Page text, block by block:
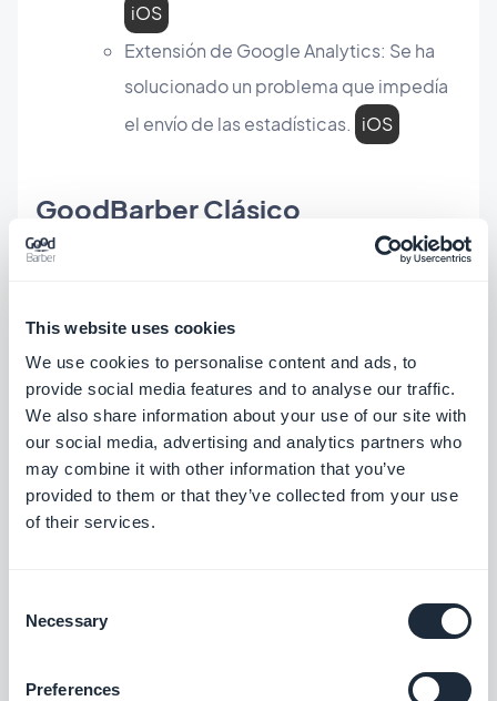
This website uses cookies
We use cookies to personalise content and ads, to
provide social media features and to analyse our traffic.
We also share information about your use of our site with
our social media, advertising and analytics partners who
may combine it with other information that you’ve
provided to them or that they’ve collected from your use
of their services.
Selection
Necessary
Preferences
iOS
Extensión de Google Analytics: Se ha
solucionado un problema que impedía
el envío de las estadísticas. iOS
GoodBarber Clásico
Se ha solucionado un problema que
podía provocar que el título del
Encabezado se cortara cuando se
aplicaba un degradado
Se ha solucionado un problema por el
que el Encabezado se mostraba con